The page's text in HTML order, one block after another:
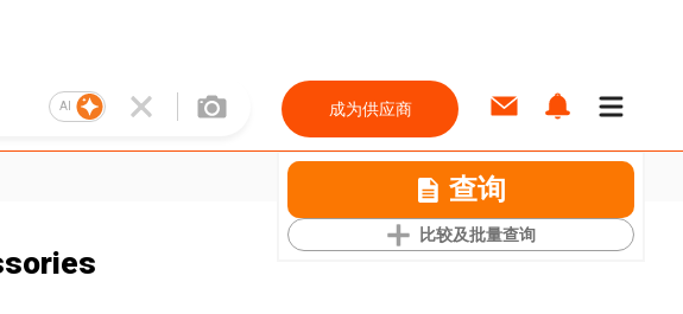
AI 成为供应商
查询
比较及批量查询